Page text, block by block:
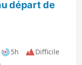
départ de
5h
Difficile